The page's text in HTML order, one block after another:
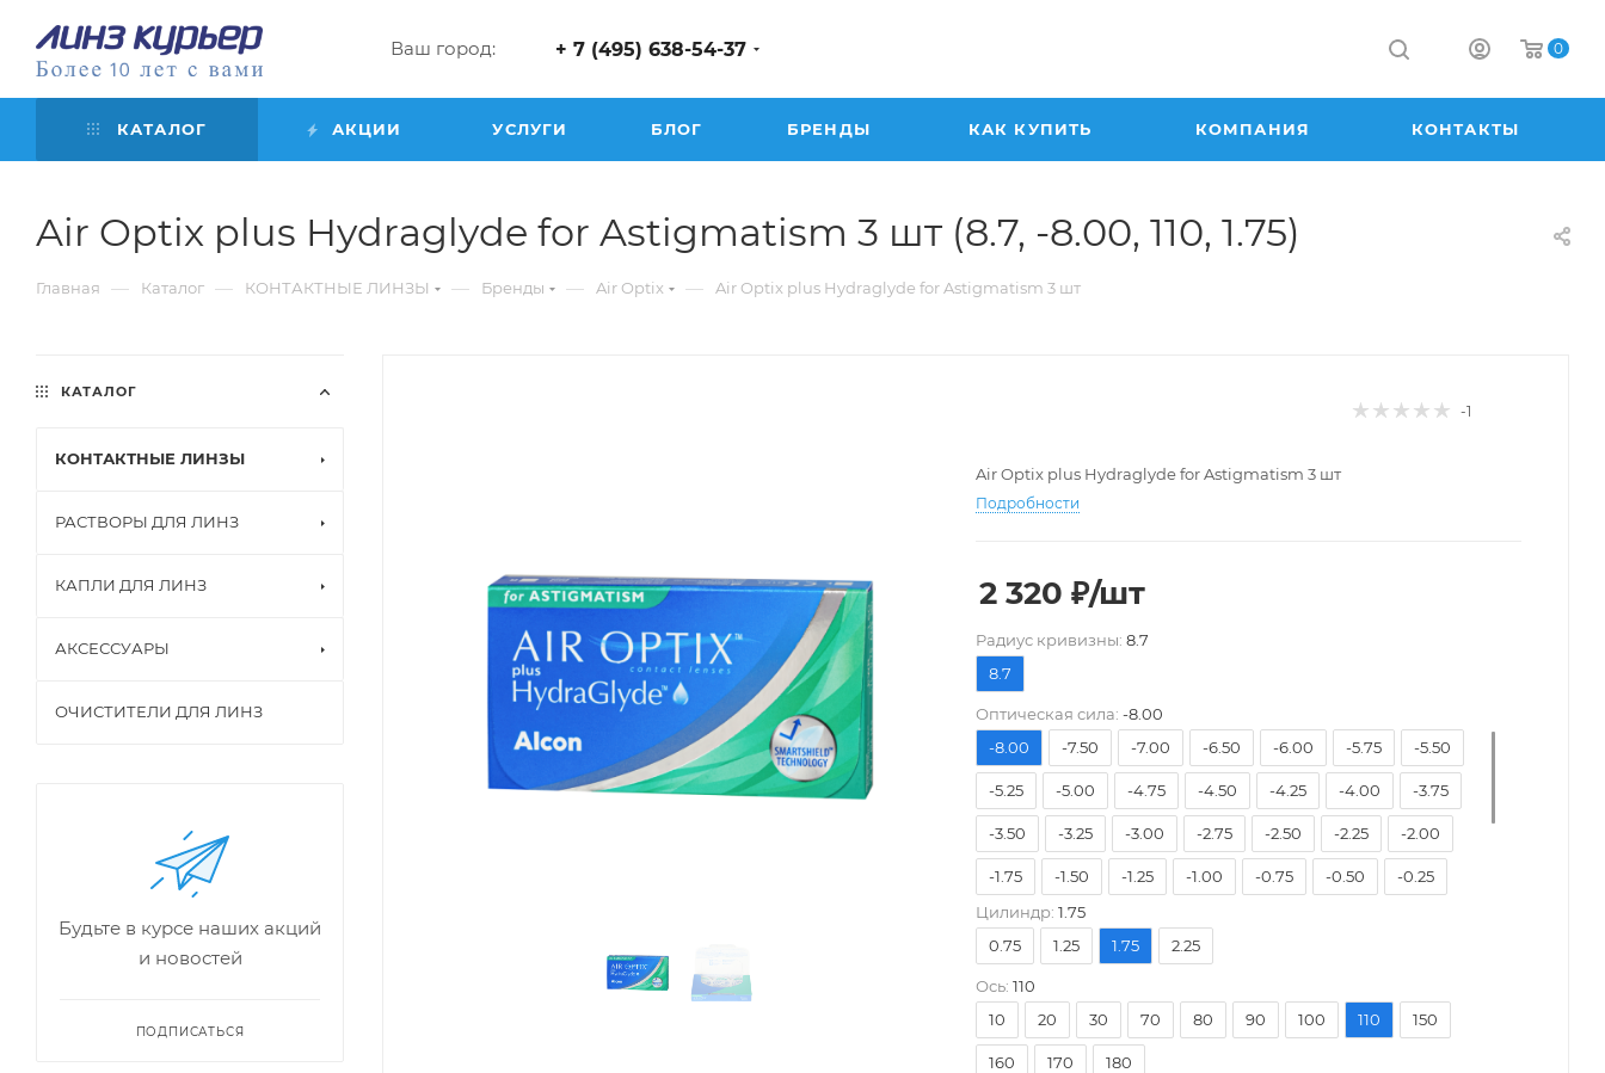
Ваш город: + 7 (495) 638-54-37 0
КАТАЛОГ АКЦИИ УСЛУГИ БЛОГ БРЕНДЫ КАК КУПИТЬ КОМПАНИЯ КОНТАКТЫ
Air Optix plus Hydraglyde for Astigmatism 3 шт (8.7, -8.00, 110, 1.75)
Главная — Каталог — КОНТАКТНЫЕ ЛИНЗЫ — Бренды — Air Optix — Air Optix plus Hydraglyde for Astigmatism 3 шт
-1
Air Optix plus Hydraglyde for Astigmatism 3 шт
Подробности
2 320 ₽/шт
Pадиус кривизны: 8.7
8.7
Оптическая сила: -8.00
-8.00
-7.50 -7.00 -6.50 -6.00 -5.75 -5.50
-5.25 -5.00 -4.75 -4.50 -4.25 -4.00 -3.75
-3.50 -3.25 -3.00 -2.75 -2.50 -2.25 -2.00
-1.75 -1.50 -1.25 -1.00 -0.75 -0.50 -0.25
0.00 +0.25
+1.75 +2.00 +2.25 +2.50
+3.50 +3.75 +4.00
Цилиндр: 1.75
0.75
1.25 1.75 2.25
Ось: 110
10
20 30 70 80 90 100 110 150
160 170 180
КАТАЛОГ
КОНТАКТНЫЕ ЛИНЗЫ
РАСТВОРЫ ДЛЯ ЛИНЗ
КАПЛИ ДЛЯ ЛИНЗ
АКСЕССУАРЫ
ОЧИСТИТЕЛИ ДЛЯ ЛИНЗ
Будьте в курсе наших акций
и новостей
ПОДПИСАТЬСЯ